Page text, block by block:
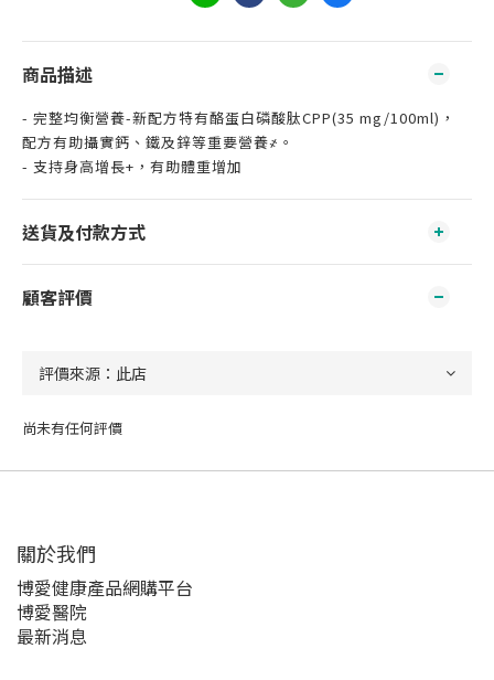
商品描述
- 完整均衡營養-新配方特有酪蛋白磷酸肽CPP(35 mg/100ml)，
配方有助攝實鈣、鐵及鋅等重要營養҂。
- 支持身高增長+，有助體重增加
送貨及付款方式
顧客評價
尚未有任何評價
關於我們‎
博愛健康產品網購平台
博愛醫院
最新消息